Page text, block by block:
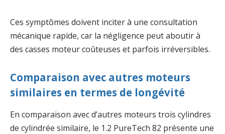
Ces symptômes doivent inciter à une consultation
mécanique rapide, car la négligence peut aboutir à
des casses moteur coûteuses et parfois irréversibles.
Comparaison avec autres moteurs
similaires en termes de longévité
En comparaison avec d’autres moteurs trois cylindres
de cylindrée similaire, le 1.2 PureTech 82 présente une